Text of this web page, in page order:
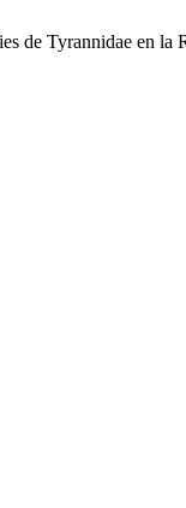
de Tyrannidae en la